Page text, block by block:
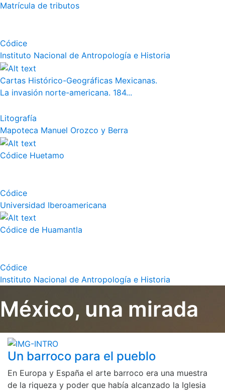
Matrícula de tributos
Códice
Instituto Nacional de Antropología e Historia
Cartas Histórico-Geográficas Mexicanas.
La invasión norte-americana. 184...
Litografía
Mapoteca Manuel Orozco y Berra
Códice Huetamo
Códice
Universidad Iberoamericana
Códice de Huamantla
Códice
Instituto Nacional de Antropología e Historia
México, una mirada
Un barroco para el pueblo
En Europa y España el arte barroco era una muestra
de la riqueza y poder que había alcanzado la Iglesia